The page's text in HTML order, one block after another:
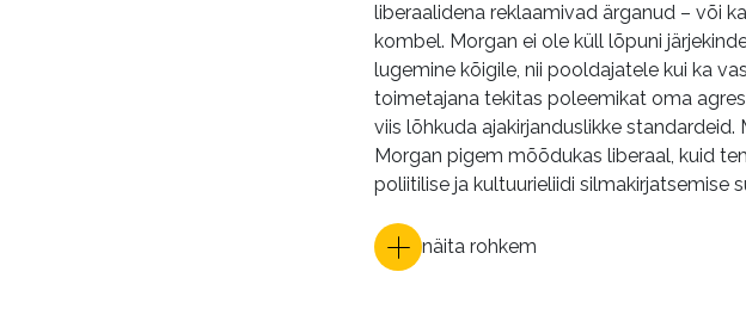
liberaalidena reklaamivad ärganud – või
kombel. Morgan ei ole küll lõpuni
lugemine kõigile, nii pooldajatele kui ka
toimetajana tekitas poleemikat oma
viis lõhkuda ajakirjanduslikke
Morgan pigem mõõdukas liberaal, kuid
poliitilise ja kultuurieliidi silmakirjatsemise
näita rohkem